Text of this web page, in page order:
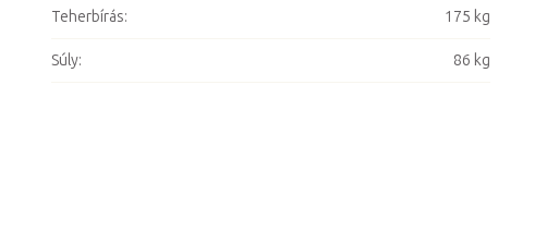
Teherbírás: 175 kg
Súly: 86 kg